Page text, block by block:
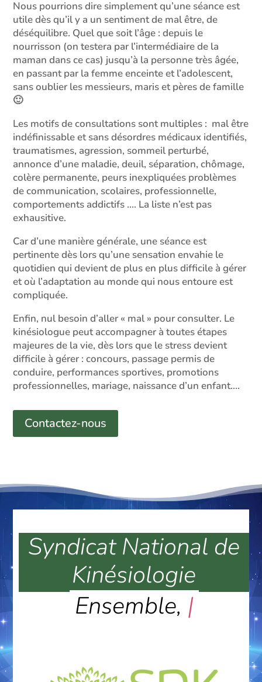
Nous pourrions dire simplement qu’une séance est
utile dès qu’il y a un sentiment de mal être, de
déséquilibre. Quel que soit l’âge : depuis le
nourrisson (on testera par l’intermédiaire de la
maman dans ce cas) jusqu’à la personne très âgée,
en passant par la femme enceinte et l’adolescent,
sans oublier les messieurs, maris et pères de famille
🙂
Les motifs de consultations sont multiples : mal être
indéfinissable et sans désordres médicaux identifiés,
traumatismes, agression, sommeil perturbé,
annonce d’une maladie, deuil, séparation, chômage,
colère permanente, peurs inexpliquées problèmes
de communication, scolaires, professionnelle,
comportements addictifs …. La liste n’est pas
exhausitive.
Car d’une manière générale, une séance est
pertinente dès lors qu’une sensation envahie le
quotidien qui devient de plus en plus difficile à gérer
et où l’adaptation au monde qui nous entoure est
compliquée.
Enfin, nul besoin d’aller « mal » pour consulter. Le
kinésiologue peut accompagner à toutes étapes
majeures de la vie, dès lors que le stress devient
difficile à gérer : concours, passage permis de
conduire, performances sportives, promotions
professionnelles, mariage, naissance d’un enfant….
Contactez-nous
Lecteur
Syndicat National de
Kinésiologie
Ensemble, dévelo